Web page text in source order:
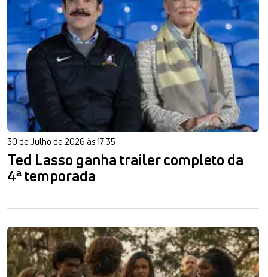
30 de Julho de 2026 às 17:35
Ted Lasso ganha trailer completo da
4ª temporada